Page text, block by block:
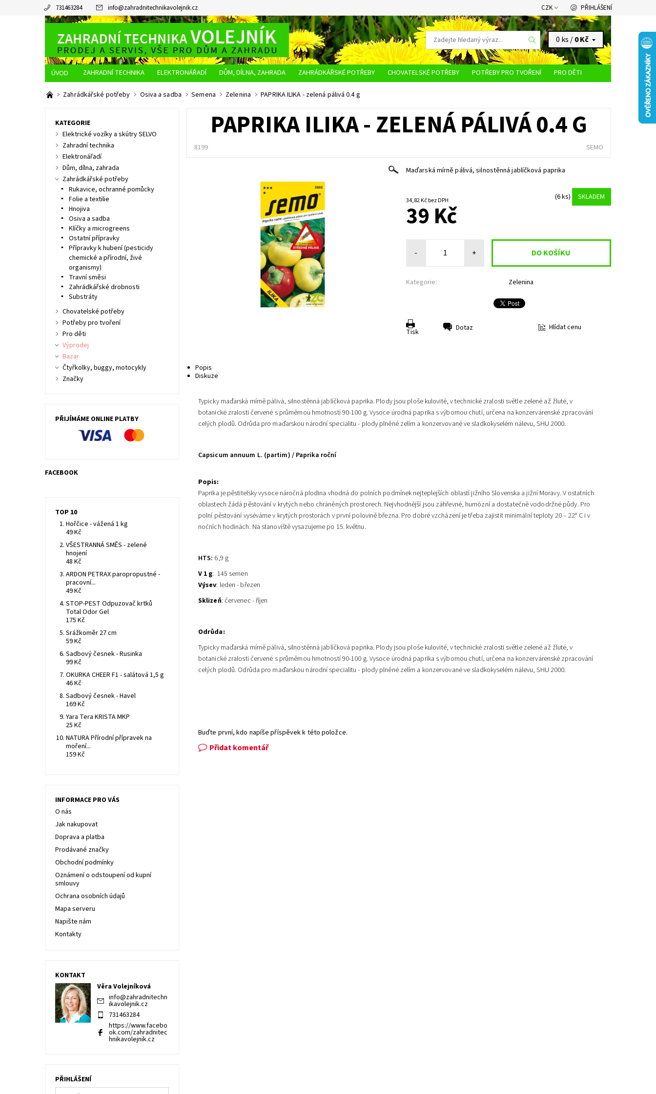
731463284 info@zahradnitechnikavolejnik.cz CZK PŘIHLÁŠENÍ
0 ks /0 Kč
ZAHRADNÍ TECHNIKA ELEKTRONÁŘADÍ DŮM, DÍLNA, ZAHRADA ZAHRÁDKÁŘSKÉ POTŘEBY CHOVATELSKÉ POTŘEBY POTŘEBY PRO TVOŘENÍ
PRO DĚTI
O NÁS
JAK NAKUPOVAT DOPRAVA A PLATBA OBCHODNÍ PODMÍNKY OCHRANA OSOBNÍCH ÚDAJŮ
Zahrádkářské potřeby Osiva a sadba Semena Zelenina PAPRIKA ILIKA - zelená pálivá 0.4 g
PAPRIKA ILIKA - ZELENÁ PÁLIVÁ 0.4 G
8199 SEMO
Maďarská mírně pálivá, silnostěnná jablíčková paprika
34,82 Kč bez DPH (6 ks) SKLADEM
39 Kč
- +
Kategorie: Zelenina
Tisk Dotaz Hlídat cenu
Popis
Diskuze
Typicky maďarská mírně pálivá, silnostěnná jablíčková paprika. Plody jsou ploše kulovité, v technické zralosti světle zelené až žluté, v
botanické zralosti červené s průměrnou hmotností 90-100 g. Vysoce úrodná paprika s výbornou chutí, určena na konzervárenské zpracování
celých plodů. Odrůda pro maďarskou národní specialitu - plody plněné zelím a konzervované ve sladkokyselém nálevu, SHU 2000.
Capsicum annuum L. (partim) / Paprika roční
Popis:
Paprika je pěstitelsky vysoce náročná plodina vhodná do polních podmínek nejteplejších oblastí jižního Slovenska a jižní Moravy. V ostatních
oblastech žádá pěstování v krytých nebo chráněných prostorech. Nejvhodnější jsou záhřevné, humózní a dostatečně vododržné půdy. Pro
polní pěstování vyséváme v krytých prostorách v první polovině března. Pro dobré vzcházení je třeba zajistit minimální teploty 20 – 22° C i v
nočních hodinách. Na stanoviště vysazujeme po 15. květnu.
HTS: 6,9 g
V 1 g: 145 semen
Výsev: leden - březen
Sklizeň: červenec - říjen
Odrůda:
Typicky maďarská mírně pálivá, silnostěnná jablíčková paprika. Plody jsou ploše kulovité, v technické zralosti světle zelené až žluté, v
botanické zralosti červené s průměrnou hmotností 90-100 g. Vysoce úrodná paprika s výbornou chutí, určena na konzervárenské zpracování
celých plodů. Odrůda pro maďarskou národní specialitu - plody plněné zelím a konzervované ve sladkokyselém nálevu, SHU 2000.
Buďte první, kdo napíše příspěvek k této položce.
Přidat komentář
KATEGORIE
Elektrické vozíky a skútry SELVO
Zahradní technika
Elektronářadí
Dům, dílna, zahrada
Zahrádkářské potřeby
Rukavice, ochranné pomůcky
Folie a textilie
Hnojiva
Osiva a sadba
Klíčky a microgreens
Ostatní přípravky
Přípravky k hubení (pesticidy
chemické a přírodní, živé
organismy)
Travní směsi
Zahrádkářské drobnosti
Substráty
Chovatelské potřeby
Potřeby pro tvoření
Pro děti
Výprodej
Bazar
Čtyřkolky, buggy, motocykly
Značky
PŘIJÍMÁME ONLINE PLATBY
FACEBOOK
TOP 10
Hořčice - vážená 1 kg
49 Kč
VŠESTRANNÁ SMĚS - zelené
hnojení
48 Kč
ARDON PETRAX paropropustné -
pracovní...
49 Kč
STOP-PEST Odpuzovač krtků
Total Odor Gel
175 Kč
Srážkoměr 27 cm
59 Kč
Sadbový česnek - Rusinka
99 Kč
OKURKA CHEER F1 - salátová 1,5 g
46 Kč
Sadbový česnek - Havel
169 Kč
Yara Tera KRISTA MKP
25 Kč
NATURA Přírodní přípravek na
moření...
159 Kč
INFORMACE PRO VÁS
O nás
Jak nakupovat
Doprava a platba
Prodávané značky
Obchodní podmínky
Oznámení o odstoupení od kupní
smlouvy
Ochrana osobních údajů
Mapa serveru
Napište nám
Kontakty
KONTAKT
Věra Volejníková
info@zahradnitechn
ikavolejnik.cz
731463284
https://www.facebo
ok.com/zahradnitec
hnikavolejnik.cz
PŘIHLÁŠENÍ